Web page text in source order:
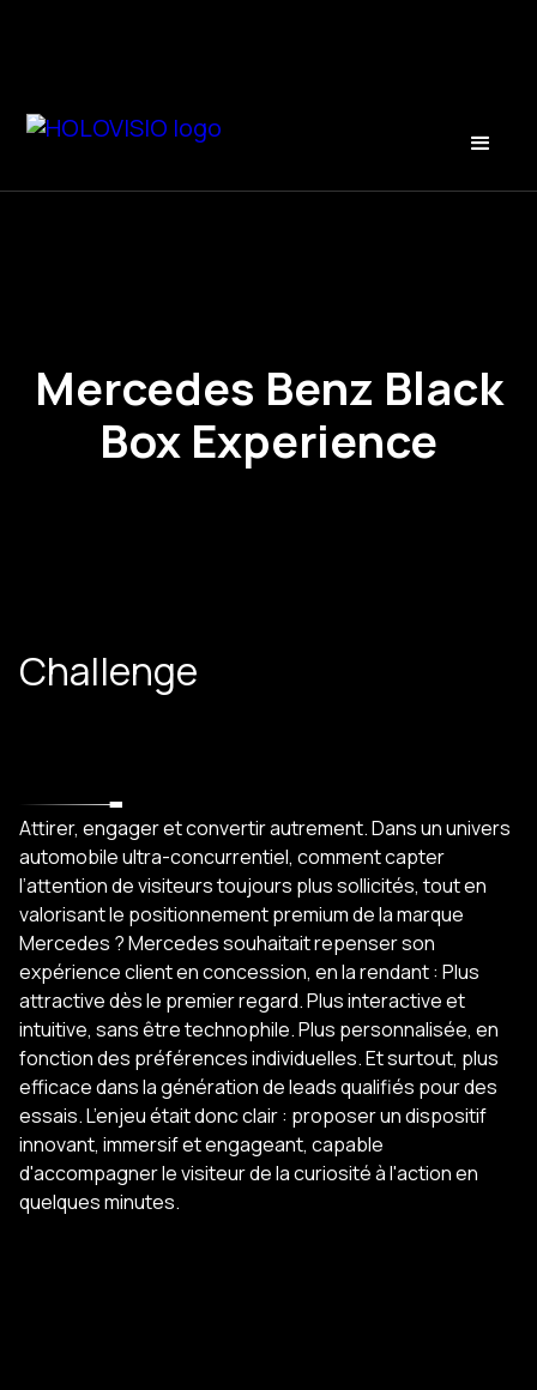
Mercedes Benz Black
Box Experience
Challenge
Attirer, engager et convertir autrement. Dans un univers
automobile ultra-concurrentiel, comment capter
l’attention de visiteurs toujours plus sollicités, tout en
valorisant le positionnement premium de la marque
Mercedes ? Mercedes souhaitait repenser son
expérience client en concession, en la rendant : Plus
attractive dès le premier regard. Plus interactive et
intuitive, sans être technophile. Plus personnalisée, en
fonction des préférences individuelles. Et surtout, plus
efficace dans la génération de leads qualifiés pour des
essais. L’enjeu était donc clair : proposer un dispositif
innovant, immersif et engageant, capable
d'accompagner le visiteur de la curiosité à l'action en
quelques minutes.